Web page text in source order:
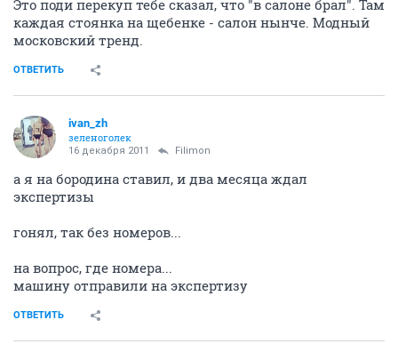
Это поди перекуп тебе сказал, что "в салоне брал". Там
каждая стоянка на щебенке - салон нынче. Модный
московский тренд.
ОТВЕТИТЬ
ivan_zh
зеленоголек
16 декабря 2011 Filimon
а я на бородина ставил, и два месяца ждал
экспертизы
гонял, так без номеров...
на вопрос, где номера...
машину отправили на экспертизу
ОТВЕТИТЬ